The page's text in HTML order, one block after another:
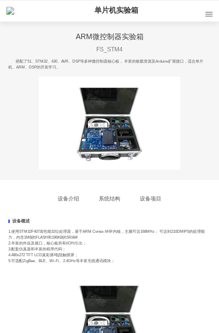
单片机实验箱
ARM微控制器实验箱
FS_STM4
搭配了51、STM32、430、AVR、DSP等多种微控制器核心板， 丰富的板载资源及Arduino扩展接口，适合单片
机、ARM、DSP的开发学习。
设备介绍 系统结构 设备项目
设备概述
1.使用STM32F407高性能32位处理器，基于ARM Cortex-M4F内核，主频可达168MHz； 可达到210DMIPS的处理能
力，内含1MB的FLASH和196KB的SRAM
2.丰富的外设及接口，核心板所有I/O均引出；
3.配套仿真器和丰富的程序代码；
4.480x272 TFT LCD真彩屏/电阻触摸屏；
5.可选配ZigBee、BLE、Wi-Fi、2.4GHz等丰富无线通讯模块；